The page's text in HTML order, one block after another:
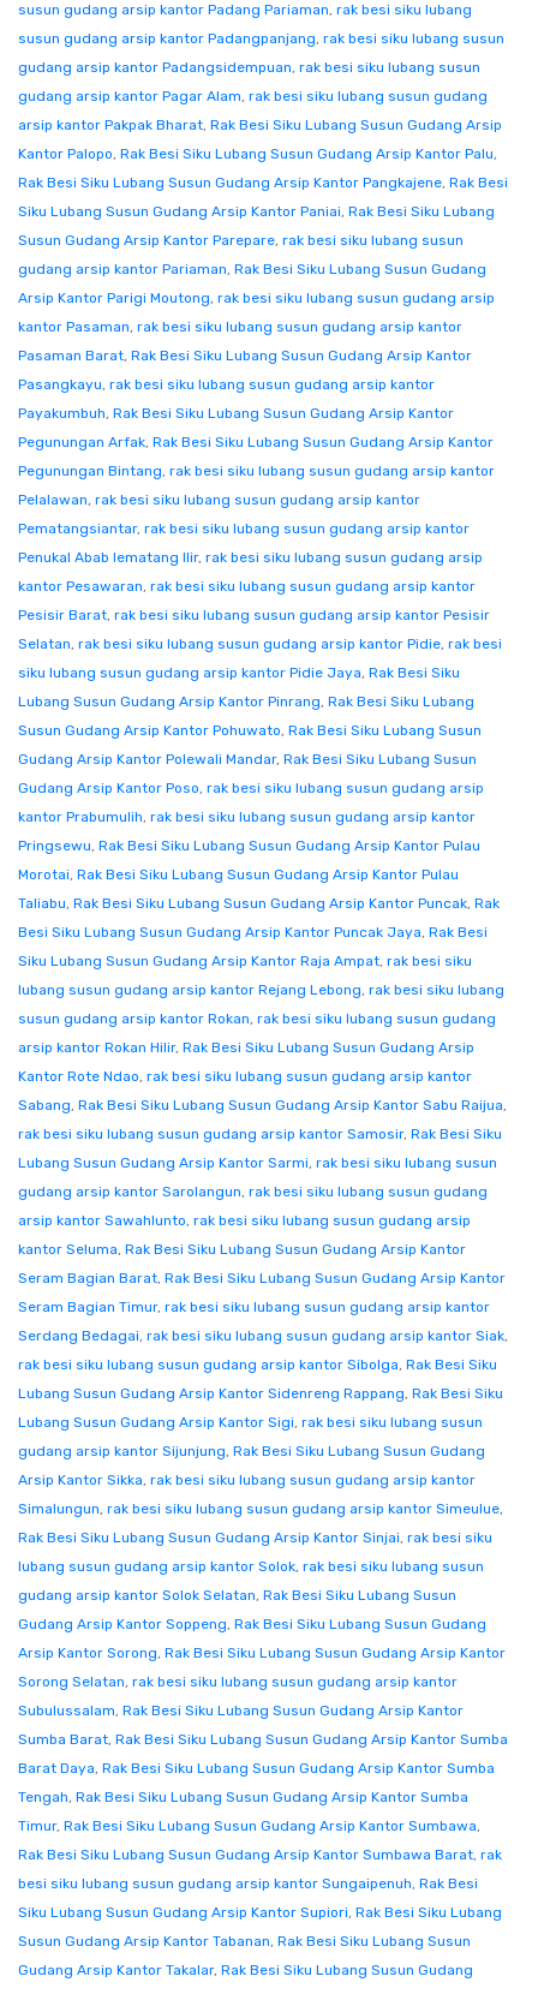
susun gudang arsip kantor Padang Pariaman, rak besi siku lubang
susun gudang arsip kantor Padangpanjang, rak besi siku lubang susun
gudang arsip kantor Padangsidempuan, rak besi siku lubang susun
gudang arsip kantor Pagar Alam, rak besi siku lubang susun gudang
arsip kantor Pakpak Bharat, Rak Besi Siku Lubang Susun Gudang Arsip
Kantor Palopo, Rak Besi Siku Lubang Susun Gudang Arsip Kantor Palu,
Rak Besi Siku Lubang Susun Gudang Arsip Kantor Pangkajene, Rak Besi
Siku Lubang Susun Gudang Arsip Kantor Paniai, Rak Besi Siku Lubang
Susun Gudang Arsip Kantor Parepare, rak besi siku lubang susun
gudang arsip kantor Pariaman, Rak Besi Siku Lubang Susun Gudang
Arsip Kantor Parigi Moutong, rak besi siku lubang susun gudang arsip
kantor Pasaman, rak besi siku lubang susun gudang arsip kantor
Pasaman Barat, Rak Besi Siku Lubang Susun Gudang Arsip Kantor
Pasangkayu, rak besi siku lubang susun gudang arsip kantor
Payakumbuh, Rak Besi Siku Lubang Susun Gudang Arsip Kantor
Pegunungan Arfak, Rak Besi Siku Lubang Susun Gudang Arsip Kantor
Pegunungan Bintang, rak besi siku lubang susun gudang arsip kantor
Pelalawan, rak besi siku lubang susun gudang arsip kantor
Pematangsiantar, rak besi siku lubang susun gudang arsip kantor
Penukal Abab lematang Ilir, rak besi siku lubang susun gudang arsip
kantor Pesawaran, rak besi siku lubang susun gudang arsip kantor
Pesisir Barat, rak besi siku lubang susun gudang arsip kantor Pesisir
Selatan, rak besi siku lubang susun gudang arsip kantor Pidie, rak besi
siku lubang susun gudang arsip kantor Pidie Jaya, Rak Besi Siku
Lubang Susun Gudang Arsip Kantor Pinrang, Rak Besi Siku Lubang
Susun Gudang Arsip Kantor Pohuwato, Rak Besi Siku Lubang Susun
Gudang Arsip Kantor Polewali Mandar, Rak Besi Siku Lubang Susun
Gudang Arsip Kantor Poso, rak besi siku lubang susun gudang arsip
kantor Prabumulih, rak besi siku lubang susun gudang arsip kantor
Pringsewu, Rak Besi Siku Lubang Susun Gudang Arsip Kantor Pulau
Morotai, Rak Besi Siku Lubang Susun Gudang Arsip Kantor Pulau
Taliabu, Rak Besi Siku Lubang Susun Gudang Arsip Kantor Puncak, Rak
Besi Siku Lubang Susun Gudang Arsip Kantor Puncak Jaya, Rak Besi
Siku Lubang Susun Gudang Arsip Kantor Raja Ampat, rak besi siku
lubang susun gudang arsip kantor Rejang Lebong, rak besi siku lubang
susun gudang arsip kantor Rokan, rak besi siku lubang susun gudang
arsip kantor Rokan Hilir, Rak Besi Siku Lubang Susun Gudang Arsip
Kantor Rote Ndao, rak besi siku lubang susun gudang arsip kantor
Sabang, Rak Besi Siku Lubang Susun Gudang Arsip Kantor Sabu Raijua,
rak besi siku lubang susun gudang arsip kantor Samosir, Rak Besi Siku
Lubang Susun Gudang Arsip Kantor Sarmi, rak besi siku lubang susun
gudang arsip kantor Sarolangun, rak besi siku lubang susun gudang
arsip kantor Sawahlunto, rak besi siku lubang susun gudang arsip
kantor Seluma, Rak Besi Siku Lubang Susun Gudang Arsip Kantor
Seram Bagian Barat, Rak Besi Siku Lubang Susun Gudang Arsip Kantor
Seram Bagian Timur, rak besi siku lubang susun gudang arsip kantor
Serdang Bedagai, rak besi siku lubang susun gudang arsip kantor Siak,
rak besi siku lubang susun gudang arsip kantor Sibolga, Rak Besi Siku
Lubang Susun Gudang Arsip Kantor Sidenreng Rappang, Rak Besi Siku
Lubang Susun Gudang Arsip Kantor Sigi, rak besi siku lubang susun
gudang arsip kantor Sijunjung, Rak Besi Siku Lubang Susun Gudang
Arsip Kantor Sikka, rak besi siku lubang susun gudang arsip kantor
Simalungun, rak besi siku lubang susun gudang arsip kantor Simeulue,
Rak Besi Siku Lubang Susun Gudang Arsip Kantor Sinjai, rak besi siku
lubang susun gudang arsip kantor Solok, rak besi siku lubang susun
gudang arsip kantor Solok Selatan, Rak Besi Siku Lubang Susun
Gudang Arsip Kantor Soppeng, Rak Besi Siku Lubang Susun Gudang
Arsip Kantor Sorong, Rak Besi Siku Lubang Susun Gudang Arsip Kantor
Sorong Selatan, rak besi siku lubang susun gudang arsip kantor
Subulussalam, Rak Besi Siku Lubang Susun Gudang Arsip Kantor
Sumba Barat, Rak Besi Siku Lubang Susun Gudang Arsip Kantor Sumba
Barat Daya, Rak Besi Siku Lubang Susun Gudang Arsip Kantor Sumba
Tengah, Rak Besi Siku Lubang Susun Gudang Arsip Kantor Sumba
Timur, Rak Besi Siku Lubang Susun Gudang Arsip Kantor Sumbawa,
Rak Besi Siku Lubang Susun Gudang Arsip Kantor Sumbawa Barat, rak
besi siku lubang susun gudang arsip kantor Sungaipenuh, Rak Besi
Siku Lubang Susun Gudang Arsip Kantor Supiori, Rak Besi Siku Lubang
Susun Gudang Arsip Kantor Tabanan, Rak Besi Siku Lubang Susun
Gudang Arsip Kantor Takalar, Rak Besi Siku Lubang Susun Gudang